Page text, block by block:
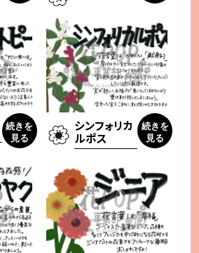
続きを
見る
シンフォリカ
ルポス
続きを
見る